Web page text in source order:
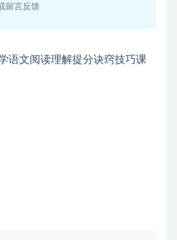
留言反馈
语文阅读理解提分诀窍技巧课